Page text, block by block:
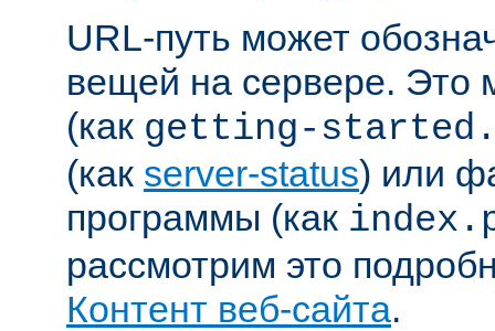
URL-путь может
вещей на сервере. Это
(как getting-
(как server-status) или
программы (как
рассмотрим это
Контент веб-сайта.